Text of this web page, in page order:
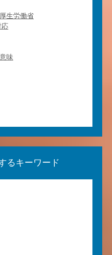
生労働省
応
味
るキーワード